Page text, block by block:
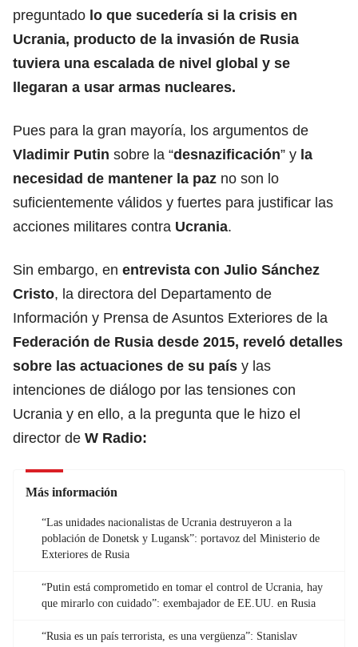
preguntado lo que sucedería si la crisis en
Ucrania, producto de la invasión de Rusia
tuviera una escalada de nivel global y se
llegaran a usar armas nucleares.
Pues para la gran mayoría, los argumentos de
Vladimir Putin sobre la “desnazificación” y la
necesidad de mantener la paz no son lo
suficientemente válidos y fuertes para justificar las
acciones militares contra Ucrania.
Sin embargo, en entrevista con Julio Sánchez
Cristo, la directora del Departamento de
Información y Prensa de Asuntos Exteriores de la
Federación de Rusia desde 2015, reveló detalles
sobre las actuaciones de su país y las
intenciones de diálogo por las tensiones con
Ucrania y en ello, a la pregunta que le hizo el
director de W Radio:
Más información
“Las unidades nacionalistas de Ucrania destruyeron a la
población de Donetsk y Lugansk”: portavoz del Ministerio de
Exteriores de Rusia
“Putin está comprometido en tomar el control de Ucrania, hay
que mirarlo con cuidado”: exembajador de EE.UU. en Rusia
“Rusia es un país terrorista, es una vergüenza”: Stanislav